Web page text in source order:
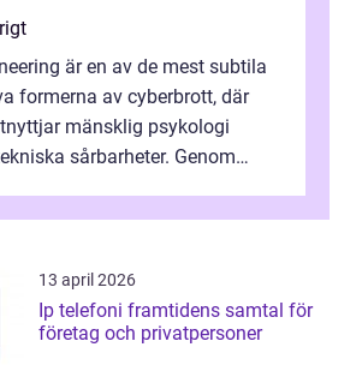
är en av de mest subtila
formerna av cyberbrott, där
mänsklig psykologi
sårbarheter. Genom
13 april 2026
Ip telefoni framtidens samtal för
företag och privatpersoner